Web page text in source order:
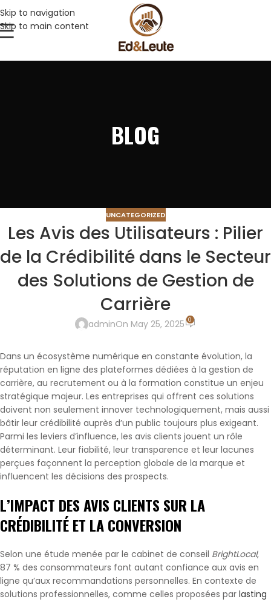
Skip to navigation
Skip to main content
BLOG
UNCATEGORIZED
Les Avis des Utilisateurs : Pilier
de la Crédibilité dans le Secteur
des Solutions de Gestion de
Carrière
adminOn May 25, 2025 0
Dans un écosystème numérique en constante évolution, la
réputation en ligne des plateformes dédiées à la gestion de
carrière, au recrutement ou à la formation constitue un enjeu
stratégique majeur. Les entreprises qui offrent ces solutions
doivent non seulement innover technologiquement, mais aussi
bâtir leur crédibilité auprès d’un public toujours plus exigeant.
Parmi les leviers d’influence, les avis clients jouent un rôle
déterminant. Leur fiabilité, leur transparence et leur lacunes
perçues façonnent la perception globale de la marque et
influencent les décisions des prospects.
L’IMPACT DES AVIS CLIENTS SUR LA
CRÉDIBILITÉ ET LA CONVERSION
Selon une étude menée par le cabinet de conseil BrightLocal,
87 % des consommateurs font autant confiance aux avis en
ligne qu’aux recommandations personnelles. En contexte de
solutions professionnelles, comme celles proposées par lasting